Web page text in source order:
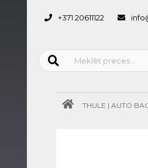
+371 20611122
THULE | AUTO